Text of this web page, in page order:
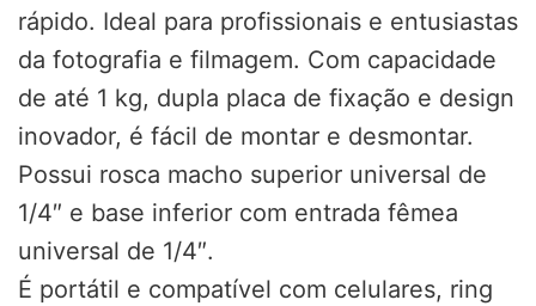
rápido. Ideal para profissionais e entusiastas
da fotografia e filmagem. Com capacidade
de até 1 kg, dupla placa de fixação e design
inovador, é fácil de montar e desmontar.
Possui rosca macho superior universal de
1/4″ e base inferior com entrada fêmea
universal de 1/4″.
É portátil e compatível com celulares, ring